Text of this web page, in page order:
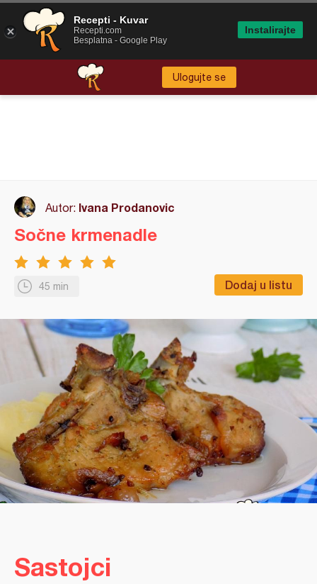
Ulogujte se
Autor: Ivana Prodanovic
45 min Dodaj u listu
Sočne krmenadle
Sastojci
Recepti - Kuvar
Recepti.com
Besplatna - Google Play
Instalirajte